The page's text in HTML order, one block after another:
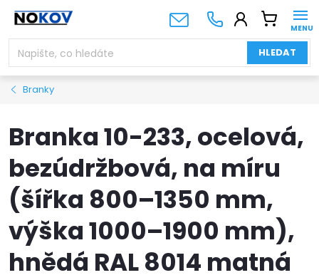
Přejít
obsah
HLEDAT
NÁKUPNÍ
KOŠÍK
Branky
Branka 10-233, ocelová,
bezúdržbová, na míru
(šířka 800–1350 mm,
výška 1000–1900 mm),
hnědá RAL 8014 matná